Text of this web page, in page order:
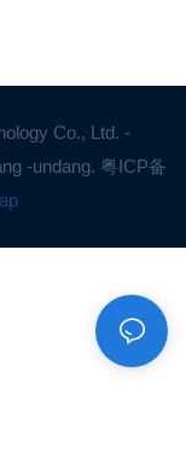
Co., Ltd. -
-undang. 粤ICP备